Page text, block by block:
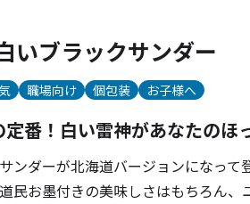
いブラックサンダー
職場向け 個包装 お子様へ
番！白い雷神があなたのほ
ンダーが北海道バージョンになっ
民お墨付きの美味しさはもちろん